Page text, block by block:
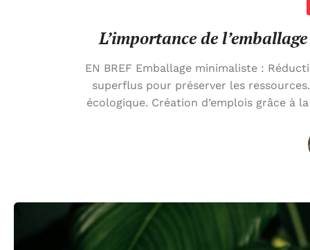
L’importance de
EN BREF Emballage minimaliste :
superflus pour préserver les
écologique. Création d’emplois grâce à